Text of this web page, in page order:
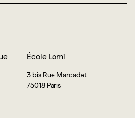
École Lomi
3 bis Rue Marcadet
75018 Paris